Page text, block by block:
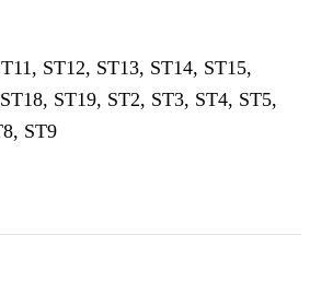
ST12, ST13, ST14, ST15,
ST19, ST2, ST3, ST4, ST5,
ST9